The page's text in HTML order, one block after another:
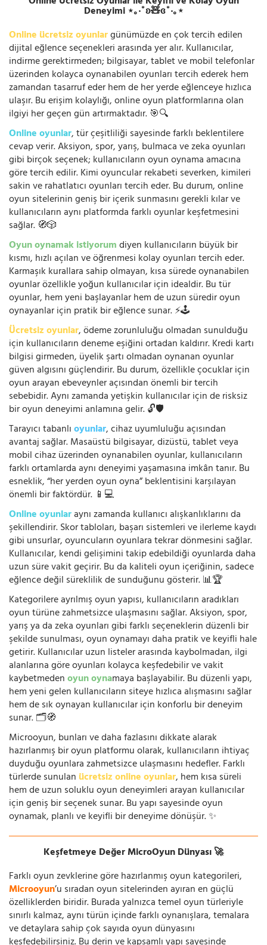
Deneyimi ⋆｡‧˚ʚ🧸ɞ˚‧｡⋆
Online ücretsiz oyunlargünümüzde en çok tercih edilen
dijital eğlence seçenekleri arasında yer alır. Kullanıcılar,
indirme gerektirmeden; bilgisayar, tablet ve mobil telefonlar
üzerinden kolayca oynanabilen oyunları tercih ederek hem
zamandan tasarruf eder hem de her yerde eğlenceye hızlıca
ulaşır. Bu erişim kolaylığı, online oyun platformlarına olan
ilgiyi her geçen gün artırmaktadır. 🎯🔍
Online oyunlar, tür çeşitliliği sayesinde farklı beklentilere
cevap verir. Aksiyon, spor, yarış, bulmaca ve zeka oyunları
gibi birçok seçenek; kullanıcıların oyun oynama amacına
göre tercih edilir. Kimi oyuncular rekabeti severken, kimileri
sakin ve rahatlatıcı oyunları tercih eder. Bu durum, online
oyun sitelerinin geniş bir içerik sunmasını gerekli kılar ve
kullanıcıların aynı platformda farklı oyunlar keşfetmesini
sağlar. 🧭🎲
Oyun oynamak istiyorumdiyen kullanıcıların büyük bir
kısmı, hızlı açılan ve öğrenmesi kolay oyunları tercih eder.
Karmaşık kurallara sahip olmayan, kısa sürede oynanabilen
oyunlar özellikle yoğun kullanıcılar için idealdir. Bu tür
oyunlar, hem yeni başlayanlar hem de uzun süredir oyun
oynayanlar için pratik bir eğlence sunar. ⚡🕹️
Ücretsiz oyunlar, ödeme zorunluluğu olmadan sunulduğu
için kullanıcıların deneme eşiğini ortadan kaldırır. Kredi kartı
bilgisi girmeden, üyelik şartı olmadan oynanan oyunlar
güven algısını güçlendirir. Bu durum, özellikle çocuklar için
oyun arayan ebeveynler açısından önemli bir tercih
sebebidir. Aynı zamanda yetişkin kullanıcılar için de risksiz
bir oyun deneyimi anlamına gelir. 🔓🛡️
Tarayıcı tabanlıoyunlar, cihaz uyumluluğu açısından
avantaj sağlar. Masaüstü bilgisayar, dizüstü, tablet veya
mobil cihaz üzerinden oynanabilen oyunlar, kullanıcıların
farklı ortamlarda aynı deneyimi yaşamasına imkân tanır. Bu
esneklik, “her yerden oyun oyna” beklentisini karşılayan
önemli bir faktördür. 📱💻
Online oyunlaraynı zamanda kullanıcı alışkanlıklarını da
şekillendirir. Skor tabloları, başarı sistemleri ve ilerleme kaydı
gibi unsurlar, oyuncuların oyunlara tekrar dönmesini sağlar.
Kullanıcılar, kendi gelişimini takip edebildiği oyunlarda daha
uzun süre vakit geçirir. Bu da kaliteli oyun içeriğinin, sadece
eğlence değil süreklilik de sunduğunu gösterir. 📊🏆
Kategorilere ayrılmış oyun yapısı, kullanıcıların aradıkları
oyun türüne zahmetsizce ulaşmasını sağlar. Aksiyon, spor,
yarış ya da zeka oyunları gibi farklı seçeneklerin düzenli bir
şekilde sunulması, oyun oynamayı daha pratik ve keyifli hale
getirir. Kullanıcılar uzun listeler arasında kaybolmadan, ilgi
alanlarına göre oyunları kolayca keşfedebilir ve vakit
kaybetmedenoyun oynamaya başlayabilir. Bu düzenli yapı,
hem yeni gelen kullanıcıların siteye hızlıca alışmasını sağlar
hem de sık oynayan kullanıcılar için konforlu bir deneyim
sunar. 🗂️🧭
Microoyun, bunları ve daha fazlasını dikkate alarak
hazırlanmış bir oyun platformu olarak, kullanıcıların ihtiyaç
duyduğu oyunlara zahmetsizce ulaşmasını hedefler. Farklı
türlerde sunulan ücretsiz online oyunlar, hem kısa süreli
hem de uzun soluklu oyun deneyimleri arayan kullanıcılar
için geniş bir seçenek sunar. Bu yapı sayesinde oyun
oynamak, planlı ve keyifli bir deneyime dönüşür. ✨
Keşfetmeye Değer MicroOyun Dünyası 🚀
Farklı oyun zevklerine göre hazırlanmış oyun kategorileri,
Microoyun’u sıradan oyun sitelerinden ayıran en güçlü
özelliklerden biridir. Burada yalnızca temel oyun türleriyle
sınırlı kalmaz, aynı türün içinde farklı oynanışlara, temalara
ve detaylara sahip çok sayıda oyun dünyasını